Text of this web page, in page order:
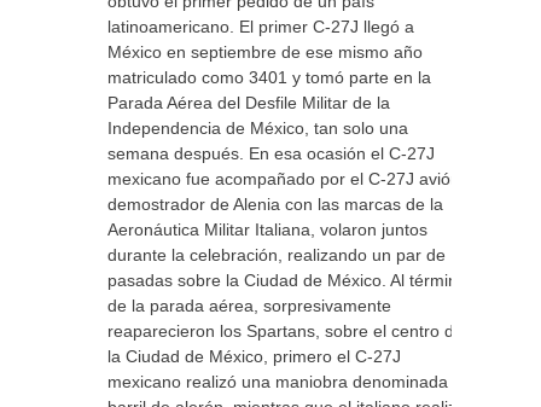
latinoamericano. El primer C-27J llegó a
México en septiembre de ese mismo año
matriculado como 3401 y tomó parte en la
Parada Aérea del Desfile Militar de la
Independencia de México, tan solo una
semana después. En esa ocasión el C-27J
mexicano fue acompañado por el C-27J avión
demostrador de Alenia con las marcas de la
Aeronáutica Militar Italiana, volaron juntos
durante la celebración, realizando un par de
pasadas sobre la Ciudad de México. Al término
de la parada aérea, sorpresivamente
reaparecieron los Spartans, sobre el centro de
la Ciudad de México, primero el C-27J
mexicano realizó una maniobra denominada